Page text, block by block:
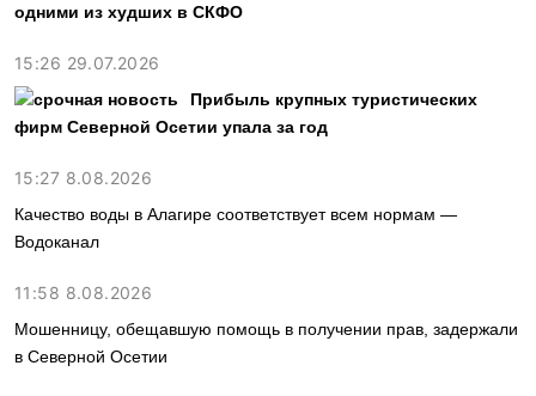
одними из худших в СКФО
15:26 29.07.2026
Прибыль крупных туристических
фирм Северной Осетии упала за год
15:27 8.08.2026
Качество воды в Алагире соответствует всем нормам —
Водоканал
11:58 8.08.2026
Мошенницу, обещавшую помощь в получении прав, задержали
в Северной Осетии